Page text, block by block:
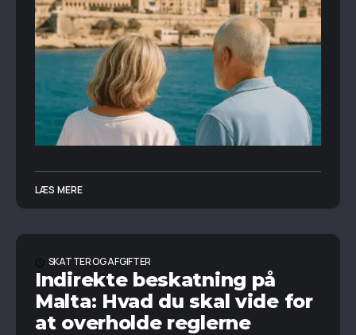
LÆS MERE
SKATTER OG AFGIFTER
Indirekte beskatning på
Malta: Hvad du skal vide for
at overholde reglerne